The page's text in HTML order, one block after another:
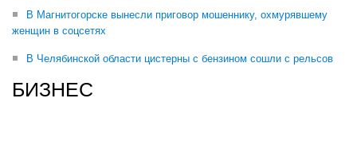
В Магнитогорске вынесли приговор мошеннику, охмурявшему
женщин в соцсетях
В Челябинской области цистерны с бензином сошли с рельсов
БИЗНЕС